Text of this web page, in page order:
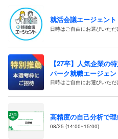
就活会議エージェント
日時はご自由にお選びいただ
【27卒】人気企業の
パーク就職エージェン
日時はご自由にお選びいただ
高精度の自己分析で
08/25 (14:00~15:00)